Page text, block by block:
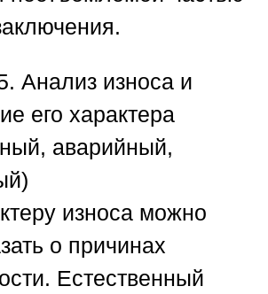
Анализ износа и
его характера
аварийный,
износа можно
о причинах
Естественный